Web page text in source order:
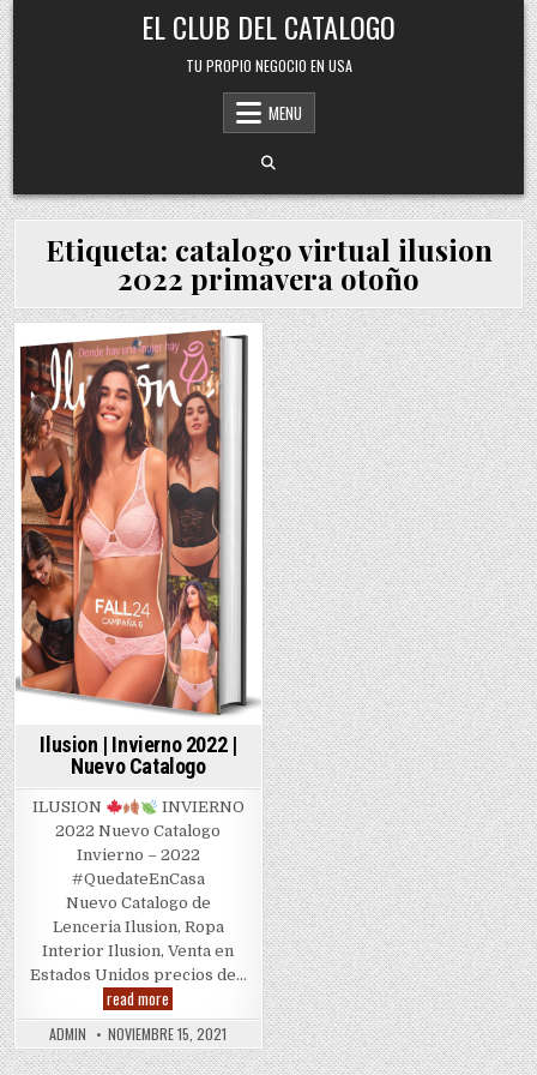
Skip
to
content
EL CLUB DEL CATALOGO
TU PROPIO NEGOCIO EN USA
MENU
Etiqueta: catalogo virtual ilusion
2022 primavera otoño
Posted
in
Ilusion | Invierno 2022 |
Nuevo Catalogo
ILUSION
INVIERNO
2022 Nuevo Catalogo
Invierno – 2022
#QuedateEnCasa
Nuevo Catalogo de
Lenceria Ilusion, Ropa
Interior Ilusion, Venta en
Estados Unidos precios de…
read more
|
Invierno
2022
|
ADMIN NOVIEMBRE 15, 2021